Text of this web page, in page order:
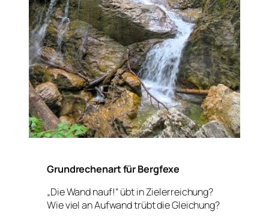
Grundrechenart für Bergfexe
„Die Wand nauf!“ übt in Zielerreichung?
Wie viel an Aufwand trübt die Gleichung?